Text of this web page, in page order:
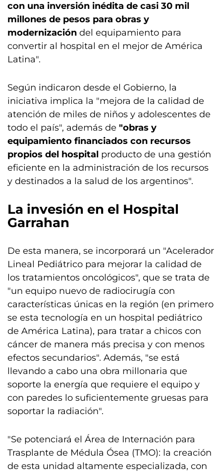
con una inversión inédita de casi 30 mil
millones de pesos para obras y
modernización del equipamiento para
convertir al hospital en el mejor de América
Latina".
Según indicaron desde el Gobierno, la
iniciativa implica la "mejora de la calidad de
atención de miles de niños y adolescentes de
todo el país", además de "obras y
equipamiento financiados con recursos
propios del hospital producto de una gestión
eficiente en la administración de los recursos
y destinados a la salud de los argentinos".
La invesión en el Hospital
Garrahan
De esta manera, se incorporará un "Acelerador
Lineal Pediátrico para mejorar la calidad de
los tratamientos oncológicos", que se trata de
"un equipo nuevo de radiocirugía con
características únicas en la región (en primero
se esta tecnología en un hospital pediátrico
de América Latina), para tratar a chicos con
cáncer de manera más precisa y con menos
efectos secundarios". Además, "se está
llevando a cabo una obra millonaria que
soporte la energía que requiere el equipo y
con paredes lo suficientemente gruesas para
soportar la radiación".
"Se potenciará el Área de Internación para
Trasplante de Médula Ósea (TMO): la creación
de esta unidad altamente especializada, con